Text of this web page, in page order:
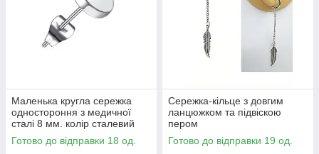
Маленька кругла сережка
одностороння з медичної
сталі 8 мм. колір сталевий
Готово до відправки 18 од.
Сережка-кільце з довгим
ланцюжком та підвіскою
пером
Готово до відправки 19 од.